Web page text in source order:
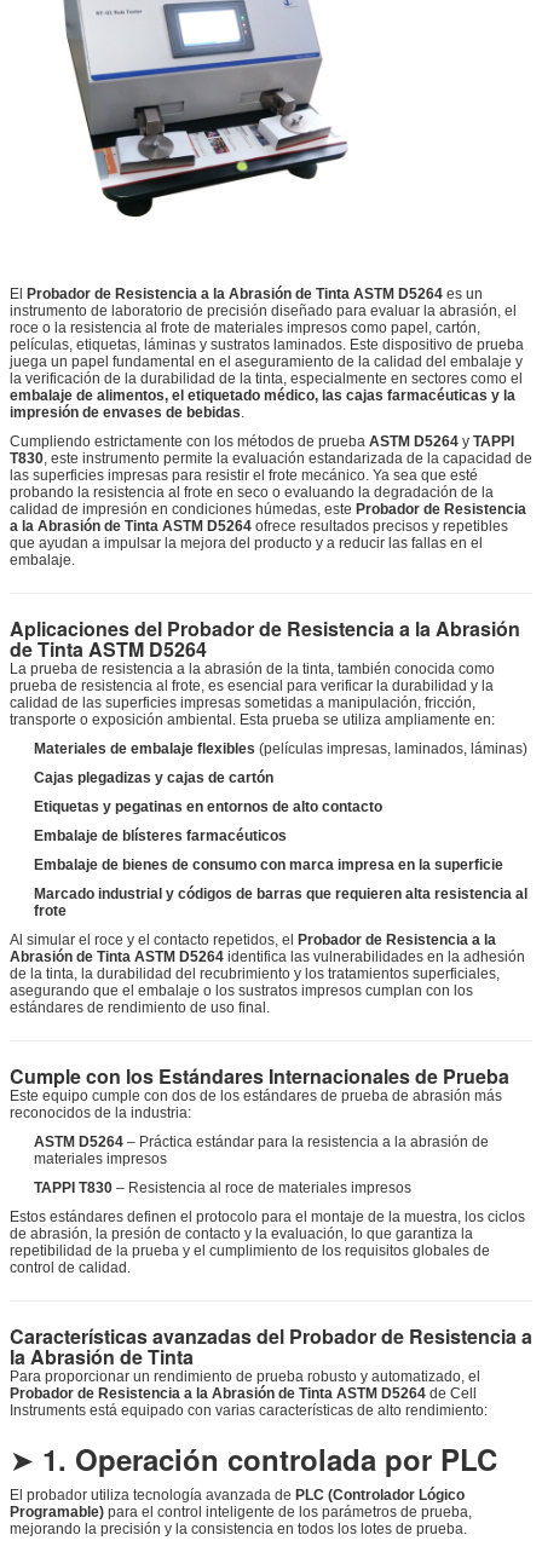
El Probador de Resistencia a la Abrasión de Tinta ASTM D5264 es un
instrumento de laboratorio de precisión diseñado para evaluar la abrasión, el
roce o la resistencia al frote de materiales impresos como papel, cartón,
películas, etiquetas, láminas y sustratos laminados. Este dispositivo de prueba
juega un papel fundamental en el aseguramiento de la calidad del embalaje y
la verificación de la durabilidad de la tinta, especialmente en sectores como el
embalaje de alimentos, el etiquetado médico, las cajas farmacéuticas y la
impresión de envases de bebidas.
Cumpliendo estrictamente con los métodos de prueba ASTM D5264 y TAPPI
T830, este instrumento permite la evaluación estandarizada de la capacidad de
las superficies impresas para resistir el frote mecánico. Ya sea que esté
probando la resistencia al frote en seco o evaluando la degradación de la
calidad de impresión en condiciones húmedas, este Probador de Resistencia
a la Abrasión de Tinta ASTM D5264 ofrece resultados precisos y repetibles
que ayudan a impulsar la mejora del producto y a reducir las fallas en el
embalaje.
Aplicaciones del Probador de Resistencia a la Abrasión
de Tinta ASTM D5264
La prueba de resistencia a la abrasión de la tinta, también conocida como
prueba de resistencia al frote, es esencial para verificar la durabilidad y la
calidad de las superficies impresas sometidas a manipulación, fricción,
transporte o exposición ambiental. Esta prueba se utiliza ampliamente en:
Materiales de embalaje flexibles (películas impresas, laminados, láminas)
Cajas plegadizas y cajas de cartón
Etiquetas y pegatinas en entornos de alto contacto
Embalaje de blísteres farmacéuticos
Embalaje de bienes de consumo con marca impresa en la superficie
Marcado industrial y códigos de barras que requieren alta resistencia al
frote
Al simular el roce y el contacto repetidos, el Probador de Resistencia a la
Abrasión de Tinta ASTM D5264 identifica las vulnerabilidades en la adhesión
de la tinta, la durabilidad del recubrimiento y los tratamientos superficiales,
asegurando que el embalaje o los sustratos impresos cumplan con los
estándares de rendimiento de uso final.
Cumple con los Estándares Internacionales de Prueba
Este equipo cumple con dos de los estándares de prueba de abrasión más
reconocidos de la industria:
ASTM D5264 – Práctica estándar para la resistencia a la abrasión de
materiales impresos
TAPPI T830 – Resistencia al roce de materiales impresos
Estos estándares definen el protocolo para el montaje de la muestra, los ciclos
de abrasión, la presión de contacto y la evaluación, lo que garantiza la
repetibilidad de la prueba y el cumplimiento de los requisitos globales de
control de calidad.
Características avanzadas del Probador de Resistencia a
la Abrasión de Tinta
Para proporcionar un rendimiento de prueba robusto y automatizado, el
Probador de Resistencia a la Abrasión de Tinta ASTM D5264 de Cell
Instruments está equipado con varias características de alto rendimiento:
➤ 1. Operación controlada por PLC
El probador utiliza tecnología avanzada de PLC (Controlador Lógico
Programable) para el control inteligente de los parámetros de prueba,
mejorando la precisión y la consistencia en todos los lotes de prueba.